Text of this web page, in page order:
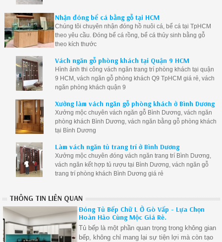
Nhận đóng bể cá bằng gỗ tại HCM
Chúng tôi chuyên nhận đóng hồ nuôi cá, bể cá tại TpHCM
theo yêu cầu. Đóng bể cá rồng, bể cá thủy sinh bằng gỗ
theo kích thước
Vách ngăn gỗ phòng khách tại Quận 9 HCM
Hình ảnh thi công vách ngăn trang trí phòng khách tại quận
9 HCM, vách ngăn gỗ phòng khách Q9 TpHCM giá rẻ, vách
ngăn phòng khách quận 9
Xưởng làm vách ngăn gỗ phòng khách ở Bình Dương
Xưởng mộc chuyên vách ngăn gỗ Bình Dương, vách ngăn
phòng khách Bình Dương, vách ngăn bằng gỗ phòng khách
tại Bình Dương
Làm vách ngăn tủ trang trí ở Bình Dương
Xưởng mộc chuyên đóng vách ngăn trang trí Bình Dương,
vách ngăn kết hợp tủ rượu tại Bình Dương, vách ngăn gỗ
trang trí phòng khách Bình Dương giá rẻ
THÔNG TIN LIÊN QUAN
Đóng Tủ Bếp Chữ L Ở Gò Vấp - Lựa Chọn
Hoàn Hảo Cùng Mộc Giá Rẻ.
Tủ bếp là một phần quan trọng trong không gian
bếp, không chỉ mang lại sự tiện lợi mà còn tạo